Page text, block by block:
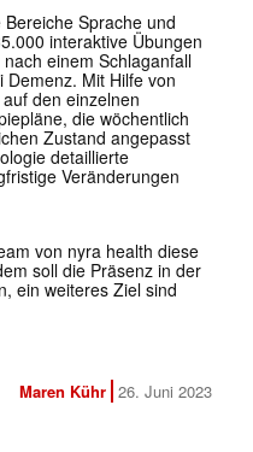
Sprache und
interaktive Übungen
einem Schlaganfall
Mit Hilfe von
den einzelnen
die wöchentlich
Zustand angepasst
detaillierte
Veränderungen
von nyra health diese
soll die Präsenz in der
ein weiteres Ziel sind
Maren Kühr 26. Juni 2023